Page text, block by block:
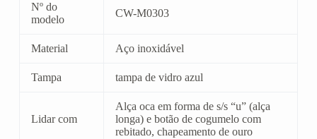
Nº do
modelo
CW-M0303
Material Aço inoxidável
Tampa tampa de vidro azul
Lidar com
Alça oca em forma de s/s “u” (alça
longa) e botão de cogumelo com
rebitado, chapeamento de ouro